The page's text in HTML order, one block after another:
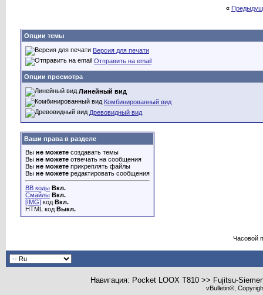
«
Опции темы
Версия для печати
Отправить на email
Опции просмотра
Линейный вид
Комбинированный вид
Древовидный вид
Ваши права в разделе
Вы не можете создавать темы
Вы не можете отвечать на сообщения
Вы не можете прикреплять файлы
Вы не можете редактировать сообщения
BB коды Вкл.
Смайлы Вкл.
[IMG] код Вкл.
HTML код Выкл.
Часовой
Навигация: Pocket LOOX T810 >> Fujitsu-
vBulletin®,